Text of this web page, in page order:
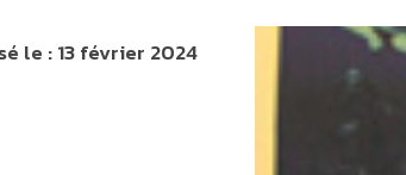
le :13 février 2024